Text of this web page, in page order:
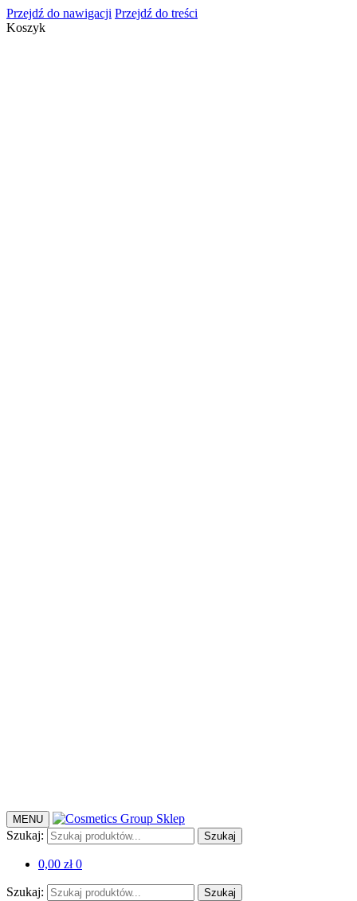
Przejdź do nawigacji Przejdź do treści
Koszyk
MENU
Szukaj: Szukaj
0,00 zł 0
Szukaj: Szukaj